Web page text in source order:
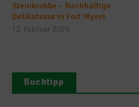
Steinkrabbe – Nachhaltige
Delikatesse in Fort Myers
12. Februar 2026
Buchtipp